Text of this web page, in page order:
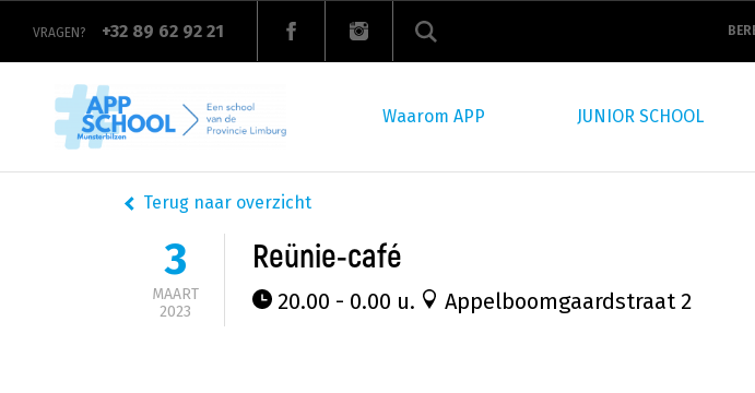
Overslaan
naar
de
VRAGEN? +32 89 62 92 21
Waarom APP
JUNIOR SCHOOL
Terug naar overzicht
3
MAART
2023
Reünie-café
20.00 - 0.00 u. Appelboomgaardstraat 2